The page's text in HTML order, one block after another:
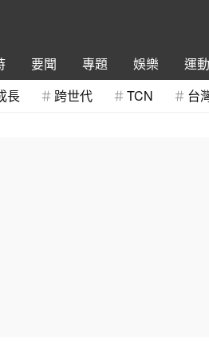
要聞 專題 娛樂 運動
長 跨世代 TCN 台